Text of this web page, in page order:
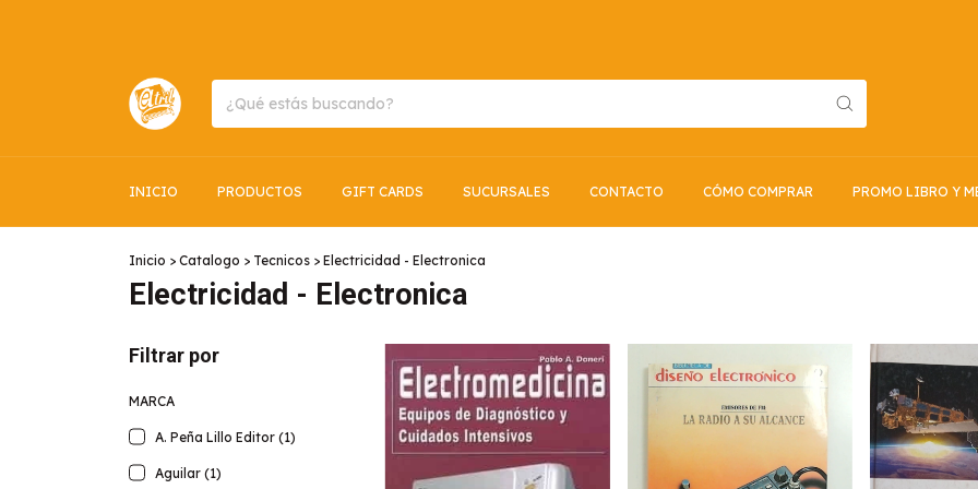
INICIO PRODUCTOS GIFT CARDS SUCURSALES CONTACTO CÓMO COMPRAR PROMO LIBRO Y
Inicio > Catalogo > Tecnicos > Electricidad - Electronica
Electricidad - Electronica
Filtrar por
MARCA
A. Peña Lillo Editor (1)
Aguilar (1)